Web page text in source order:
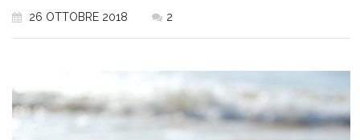
26 OTTOBRE 2018 2